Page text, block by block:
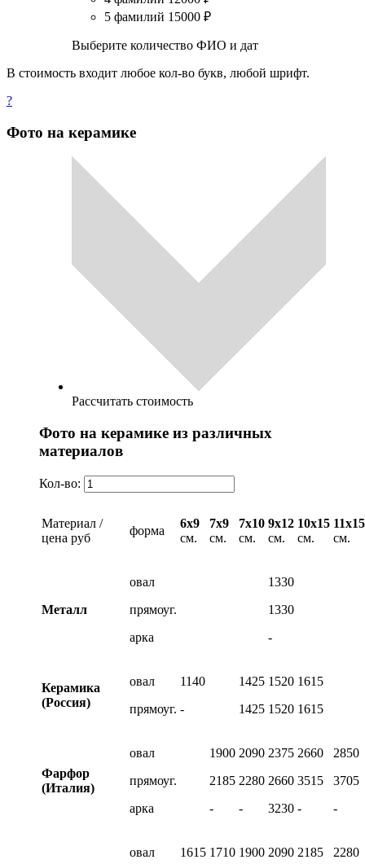
5 фамилий 15000 ₽
Выберите количество ФИО и дат
В стоимость входит любое кол-во букв, любой шрифт.
?
Фото на керамике
Рассчитать стоимость
Фото на керамике из различных
материалов
Кол-во:
Материал /
цена руб
форма
6х9
см.
7х9
см.
7х10
см.
9х12
см.
10х15
см.
11х15
см.
Металл
овал
прямоуг.
арка
1330
1330
-
Керамика
(Россия)
овал
прямоуг.
1140
-
1425
1425
1520
1520
1615
1615
Фарфор
(Италия)
овал
прямоуг.
арка
1900
2185
-
2090
2280
-
2375
2660
3230
2660
3515
-
2850
3705
-
овал
1615 1710 1900 2090 2185
2280